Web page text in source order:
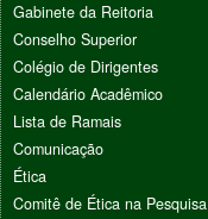
Gabinete da Reitoria
Conselho Superior
Colégio de Dirigentes
Calendário Acadêmico
Lista de Ramais
Comunicação
Ética
Comitê de Ética na Pesquisa